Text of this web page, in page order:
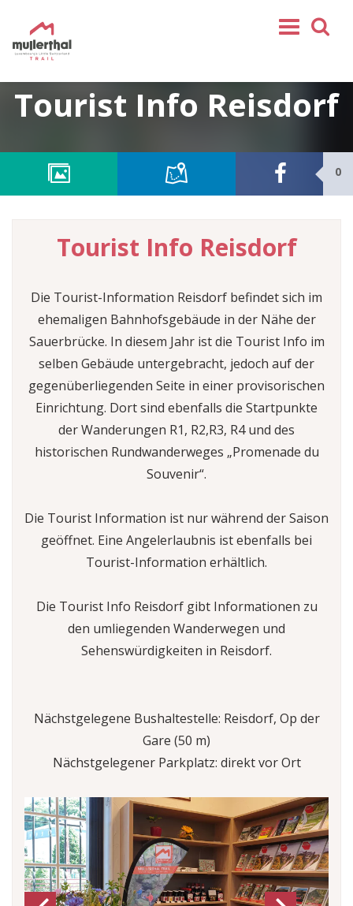
Mullerthal Trail
Service
FOLGEN SIE UNS
Tourist Info Reisdorf
0
Tourist Info Reisdorf
Die Tourist-Information Reisdorf befindet sich im
ehemaligen Bahnhofsgebäude in der Nähe der
Sauerbrücke. In diesem Jahr ist die Tourist Info im
selben Gebäude untergebracht, jedoch auf der
gegenüberliegenden Seite in einer provisorischen
Einrichtung. Dort sind ebenfalls die Startpunkte
der Wanderungen R1, R2,R3, R4 und des
historischen Rundwanderweges „Promenade du
Souvenir“.
Die Tourist Information ist nur während der Saison
geöffnet. Eine Angelerlaubnis ist ebenfalls bei
Tourist-Information erhältlich.
Die Tourist Info Reisdorf gibt Informationen zu
den umliegenden Wanderwegen und
Sehenswürdigkeiten in Reisdorf.
Nächstgelegene Bushaltestelle: Reisdorf, Op der
Gare (50 m)
Nächstgelegener Parkplatz: direkt vor Ort